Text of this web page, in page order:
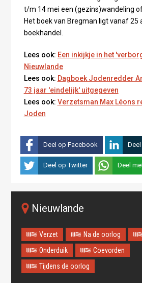
t/m 14 mei een (gezins)wandeling
Het boek van Bregman ligt vanaf 25
boekhandel.
Lees ook: Een inkijkje in het
Nieuwlande
Lees ook: Dagboek Jodenredder
73 jaar 'eindelijk' uitgegeven
Lees ook: Verzetsman Max Léons
Joden
Deel op Facebook
Deel op Twitter Deel
Nieuwlande
Verzet Na de oorlog
Onderduik
Coevorden
Tijdens de oorlog